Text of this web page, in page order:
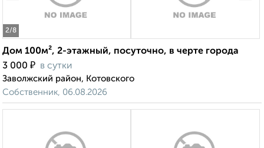
2/8
Дом 100м², 2-этажный, посуточно, в черте города
3 000 ₽ в сутки
Заволжский район, Котовского
Собственник, 06.08.2026